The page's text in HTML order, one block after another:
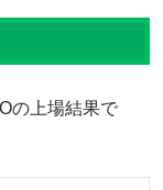
の上場結果で